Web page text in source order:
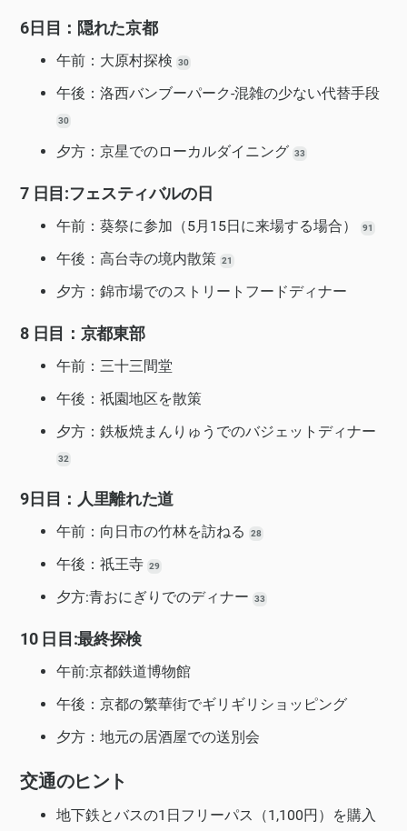
6日目：隠れた京都
午前：大原村探検 30
午後：洛西バンブーパーク-混雑の少ない代替手段
30
夕方：京星でのローカルダイニング 33
7 日目:フェスティバルの日
午前：葵祭に参加（5月15日に来場する場合） 91
午後：高台寺の境内散策 21
夕方：錦市場でのストリートフードディナー
8 日目：京都東部
午前：三十三間堂
午後：祇園地区を散策
夕方：鉄板焼まんりゅうでのバジェットディナー
32
9日目：人里離れた道
午前：向日市の竹林を訪ねる 28
午後：祇王寺 29
夕方:青おにぎりでのディナー 33
10 日目:最終探検
午前:京都鉄道博物館
午後：京都の繁華街でギリギリショッピング
夕方：地元の居酒屋での送別会
交通のヒント
地下鉄とバスの1日フリーパス（1,100円）を購入